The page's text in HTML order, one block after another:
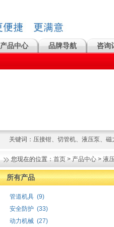
产品中心 品牌导航 咨询
关键词： 压接钳、 切管机、 液压泵、 磁
您现在的位置： 首页 > 产品中心 > 液
所有产品
管道机具 (9)
安全防护 (33)
动力机械 (27)